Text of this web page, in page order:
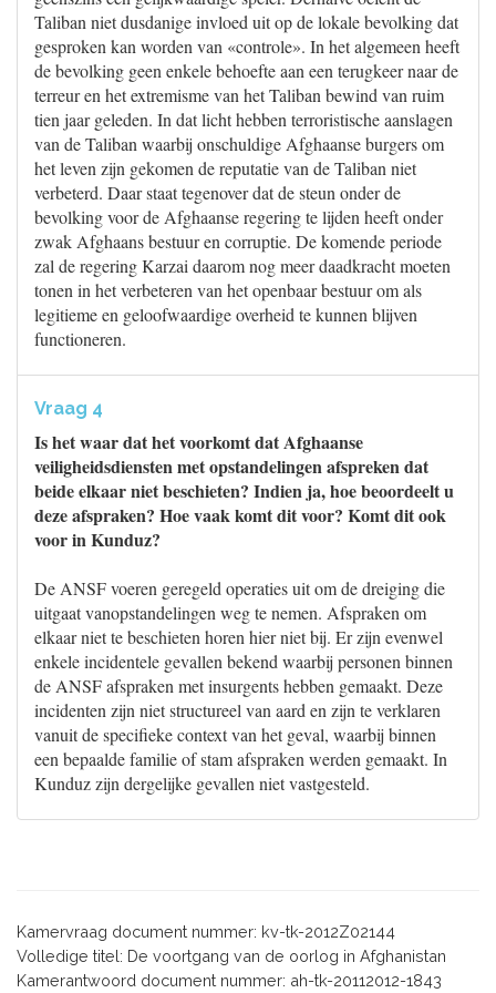
Taliban niet dusdanige invloed uit op de lokale bevolking dat
gesproken kan worden van «controle». In het algemeen heeft
de bevolking geen enkele behoefte aan een terugkeer naar de
terreur en het extremisme van het Taliban bewind van ruim
tien jaar geleden. In dat licht hebben terroristische aanslagen
van de Taliban waarbij onschuldige Afghaanse burgers om
het leven zijn gekomen de reputatie van de Taliban niet
verbeterd. Daar staat tegenover dat de steun onder de
bevolking voor de Afghaanse regering te lijden heeft onder
zwak Afghaans bestuur en corruptie. De komende periode
zal de regering Karzai daarom nog meer daadkracht moeten
tonen in het verbeteren van het openbaar bestuur om als
legitieme en geloofwaardige overheid te kunnen blijven
functioneren.
Vraag 4
Is het waar dat het voorkomt dat Afghaanse
veiligheidsdiensten met opstandelingen afspreken dat
beide elkaar niet beschieten? Indien ja, hoe beoordeelt u
deze afspraken? Hoe vaak komt dit voor? Komt dit ook
voor in Kunduz?
De ANSF voeren geregeld operaties uit om de dreiging die
uitgaat vanopstandelingen weg te nemen. Afspraken om
elkaar niet te beschieten horen hier niet bij. Er zijn evenwel
enkele incidentele gevallen bekend waarbij personen binnen
de ANSF afspraken met insurgents hebben gemaakt. Deze
incidenten zijn niet structureel van aard en zijn te verklaren
vanuit de specifieke context van het geval, waarbij binnen
een bepaalde familie of stam afspraken werden gemaakt. In
Kunduz zijn dergelijke gevallen niet vastgesteld.
Kamervraag document nummer: kv-tk-2012Z02144
Volledige titel: De voortgang van de oorlog in Afghanistan
Kamerantwoord document nummer: ah-tk-20112012-1843